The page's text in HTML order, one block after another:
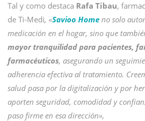
Tal y como destaca Rafa Tibau,
de Ti-Medi, «Savioo Home no solo
medicación en el hogar, sino que
mayor tranquilidad para pacientes,
farmacéuticos, asegurando un
adherencia efectiva al tratamiento.
salud pasa por la digitalización y por
aporten seguridad, comodidad y
paso firme en esa dirección»,